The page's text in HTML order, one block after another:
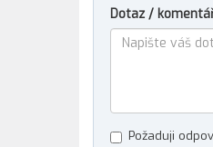
Dotaz /
Požaduji